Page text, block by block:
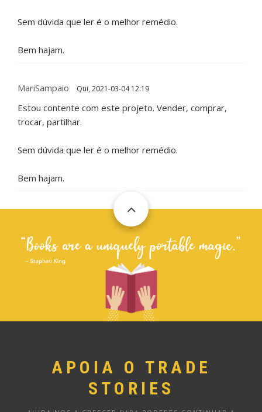
Sem dúvida que ler é o melhor remédio.
Bem hajam.
MariSampaio Qui, 2021-03-04 12:19
Estou contente com este projeto. Vender, comprar,
trocar, partilhar.
Sem dúvida que ler é o melhor remédio.
Bem hajam.
APOIA O TRADE
STORIES